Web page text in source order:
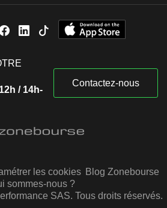
/ 14h-
Contactez-nous
les cookies Blog Zonebourse
sommes-nous ?
SAS. Tous droits réservés.